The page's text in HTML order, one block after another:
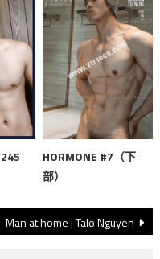
HORMONE #7（下
部）
Man at home | Talo Nguyen